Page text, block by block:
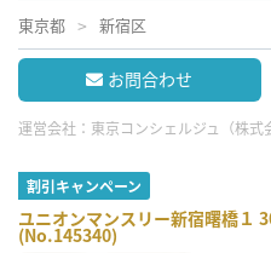
東京都 新宿区
お問合わせ
運営会社： 東京コンシェルジュ（株式
割引キャンペーン
ユニオンマンスリー新宿曙橋１
(No.145340)